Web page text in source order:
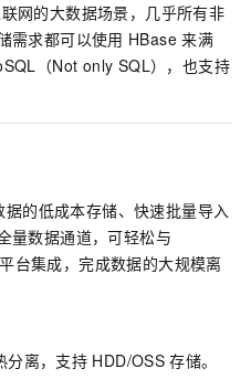
网的大数据场景，几乎所有非
需求都可以使用 HBase 来满
（Not only SQL），也支持
据的低成本存储、快速批量导入
量数据通道，可轻松与
台集成，完成数据的大规模离
分离，支持 HDD/OSS 存储。